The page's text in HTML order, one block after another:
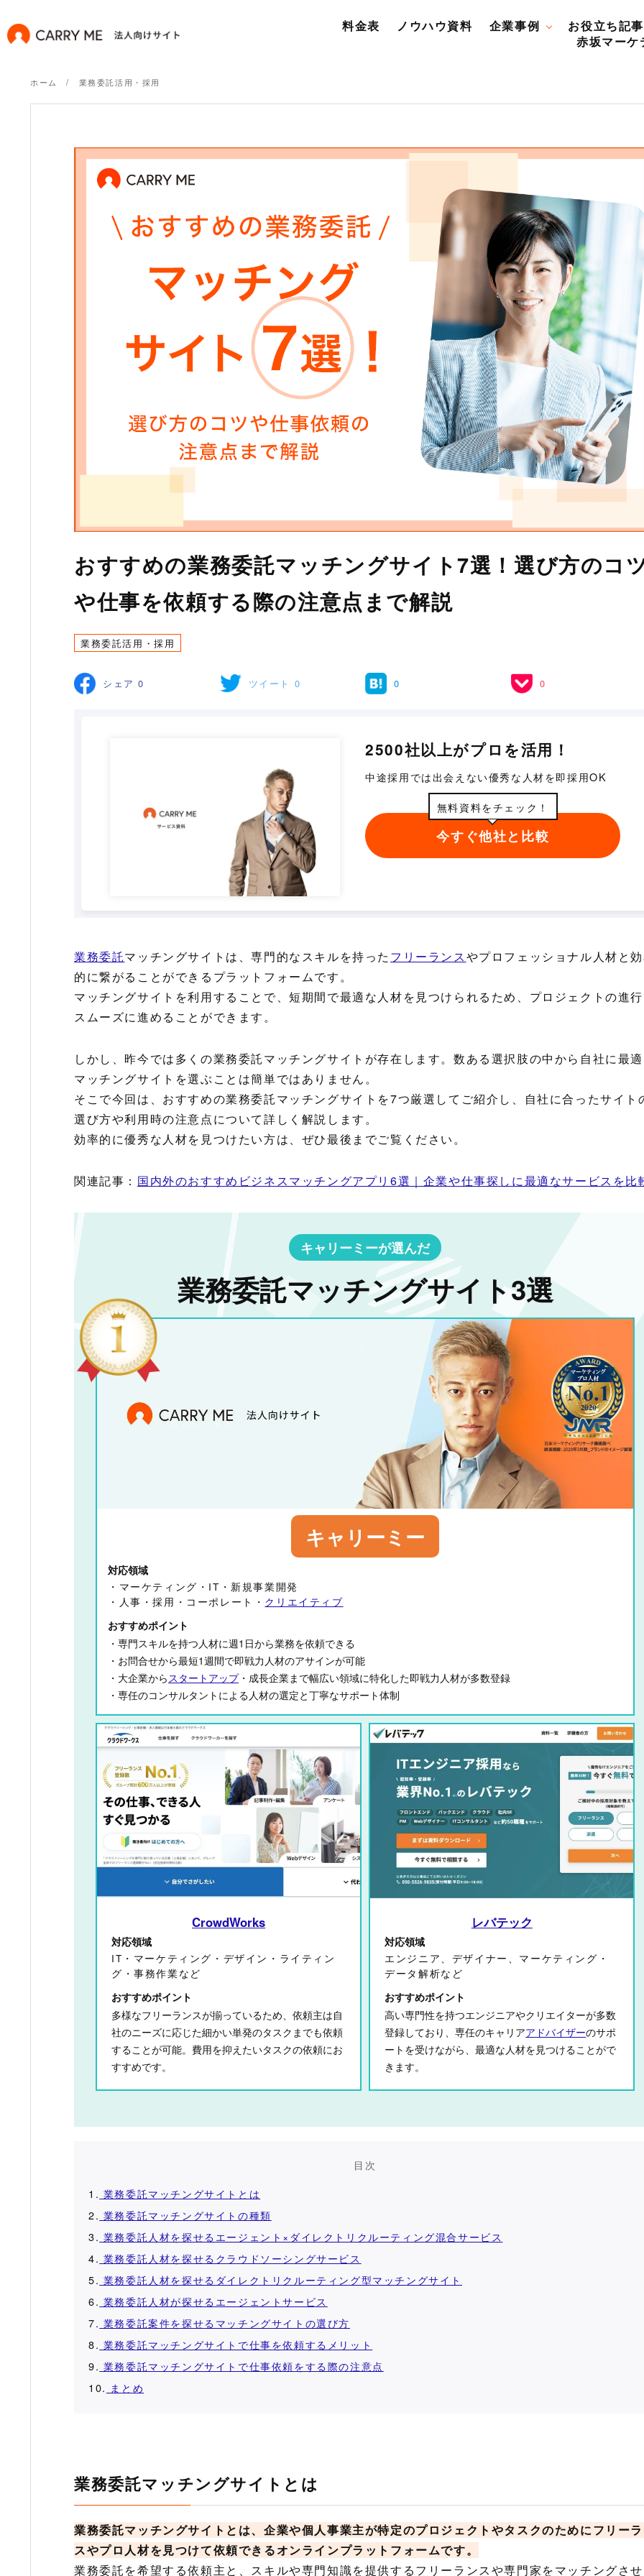
料金表 ノウハウ資料 企業事例
お役立ち記事
赤坂マーケ
ホーム 業務委託活用・採用
おすすめの業務委託マッチングサイト7選！選び方のコ
や仕事を依頼する際の注意点まで解説
業務委託活用・採用
シェア 0 ツイート 0 0 0
2500社以上がプロを活用！
中途採用では出会えない優秀な人材を即採用OK
無料資料をチェック！
今すぐ他社と比較
業務委託マッチングサイトは、専門的なスキルを持った フリーランスやプロフェッショナル人材と
的に繋がることができるプラットフォームです。
マッチングサイトを利用することで、短期間で最適な人材を見つけられるため、プロジェクトの進
スムーズに進めることができます。
しかし、昨今では多くの業務委託マッチングサイトが存在します。数ある選択肢の中から自社に最
マッチングサイトを選ぶことは簡単ではありません。
そこで今回は、おすすめの業務委託マッチングサイトを7つ厳選してご紹介し、自社に合ったサイト
選び方や利用時の注意点について詳しく解説します。
効率的に優秀な人材を見つけたい方は、ぜひ最後までご覧ください。
関連記事： 国内外のおすすめビジネスマッチングアプリ6選｜企業や仕事探しに最適なサービスを比
キャリーミーが選んだ
業務委託マッチングサイト3選
キャリーミー
対応領域
・マーケティング・IT・新規事業開発
・人事・採用・コーポレート・ クリエイティブ
おすすめポイント
・専門スキルを持つ人材に週1日から業務を依頼できる
・お問合せから最短1週間で即戦力人材のアサインが可能
・大企業から スタートアップ・成長企業まで幅広い領域に特化した即戦力人材が多数登録
・専任のコンサルタントによる人材の選定と丁寧なサポート体制
CrowdWorks
対応領域
IT・マーケティング・デザイン・ライティン
グ・事務作業など
おすすめポイント
多様なフリーランスが揃っているため、依頼主は自
社のニーズに応じた細かい単発のタスクまでも依頼
することが可能。費用を抑えたいタスクの依頼にお
すすめです。
レバテック
対応領域
エンジニア、デザイナー、マーケティング・
データ解析など
おすすめポイント
高い専門性を持つエンジニアやクリエイターが多数
登録しており、専任のキャリアアドバイザーのサポ
ートを受けながら、最適な人材を見つけることがで
きます。
目次
1. 業務委託マッチングサイトとは
2. 業務委託マッチングサイトの種類
3. 業務委託人材を探せるエージェント×ダイレクトリクルーティング混合サービス
4. 業務委託人材を探せるクラウドソーシングサービス
5. 業務委託人材を探せるダイレクトリクルーティング型マッチングサイト
6. 業務委託人材が探せるエージェントサービス
7. 業務委託案件を探せるマッチングサイトの選び方
8. 業務委託マッチングサイトで仕事を依頼するメリット
9. 業務委託マッチングサイトで仕事依頼をする際の注意点
10. まとめ
業務委託マッチングサイトとは
業務委託マッチングサイトとは、企業や個人事業主が特定のプロジェクトやタスクのためにフリー
スやプロ人材を見つけて依頼できるオンラインプラットフォームです。
業務委託を希望する依頼主と、スキルや専門知識を提供するフリーランスや専門家をマッチングさ